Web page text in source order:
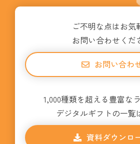
ご不明な点はお気
お問い合わせくだ
お問い合わ
1,000種類を超える豊富な
デジタルギフトの一覧
資料ダウンロ